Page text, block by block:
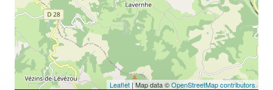
Leaflet | Map data ©OpenStreetMap contributors